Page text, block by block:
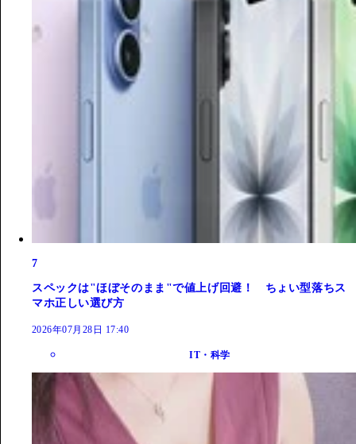
7
スペックは"ほぼそのまま"で値上げ回避！ ちょい型落ちス
マホ正しい選び方
2026年07月28日 17:40
IT・科学